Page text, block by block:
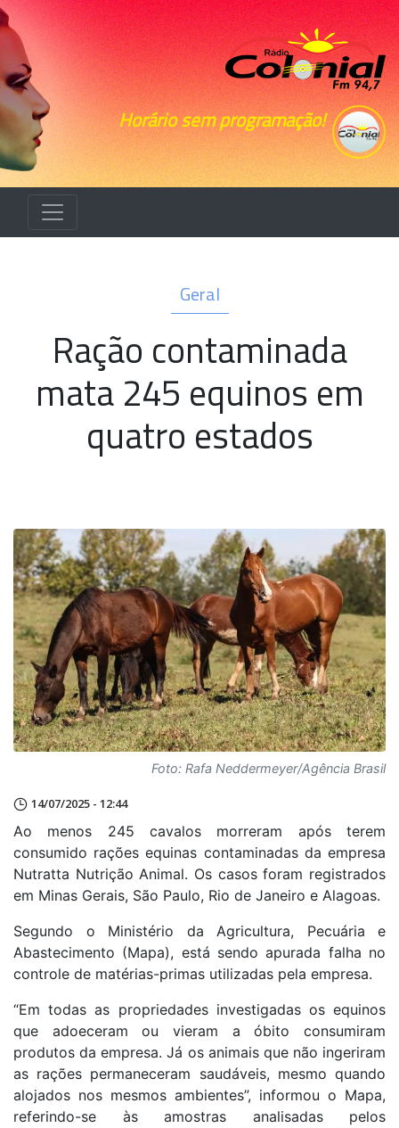
Horário sem programação!
Geral
Ração contaminada
mata 245 equinos em
quatro estados
Foto: Rafa Neddermeyer/Agência Brasil
14/07/2025 - 12:44
Ao menos 245 cavalos morreram após terem
consumido rações equinas contaminadas da empresa
Nutratta Nutrição Animal. Os casos foram registrados
em Minas Gerais, São Paulo, Rio de Janeiro e Alagoas.
Segundo o Ministério da Agricultura, Pecuária e
Abastecimento (Mapa), está sendo apurada falha no
controle de matérias-primas utilizadas pela empresa.
“Em todas as propriedades investigadas os equinos
que adoeceram ou vieram a óbito consumiram
produtos da empresa. Já os animais que não ingeriram
as rações permaneceram saudáveis, mesmo quando
alojados nos mesmos ambientes”, informou o Mapa,
referindo-se às amostras analisadas pelos